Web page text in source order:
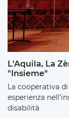
L'Aquila, La
"Insieme"
La cooperativa
esperienza
disabilità